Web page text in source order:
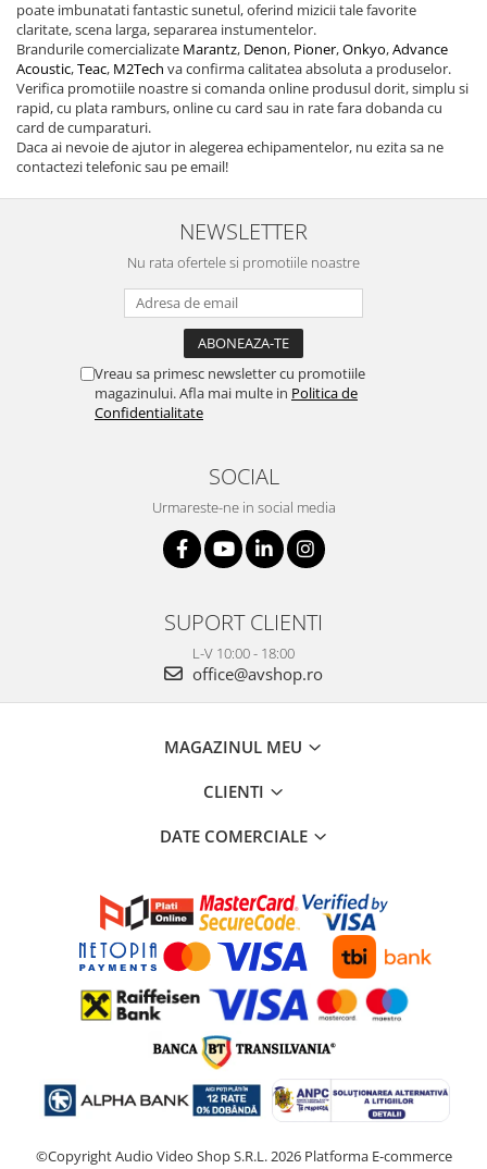
poate imbunatati fantastic sunetul, oferind mizicii tale favorite
claritate, scena larga, separarea instumentelor.
Brandurile comercializate Marantz, Denon, Pioner,Onkyo,Advance
Acoustic,Teac, M2Tech va confirma calitatea absoluta a produselor.
Verifica promotiile noastre si comanda online produsul dorit, simplu si
rapid, cu plata ramburs, online cu card sau in rate fara dobanda cu
card de cumparaturi.
Daca ai nevoie de ajutor in alegerea echipamentelor, nu ezita sa ne
contactezi telefonic sau pe email!
NEWSLETTER
Nu rata ofertele si promotiile noastre
Vreau sa primesc newsletter cu promotiile
magazinului. Afla mai multe in Politica de
Confidentialitate
SOCIAL
Urmareste-ne in social media
SUPORT CLIENTI
L-V 10:00 - 18:00
office@avshop.ro
MAGAZINUL MEU
CLIENTI
DATE COMERCIALE
©Copyright Audio Video Shop S.R.L. 2026 Platforma E-commerce